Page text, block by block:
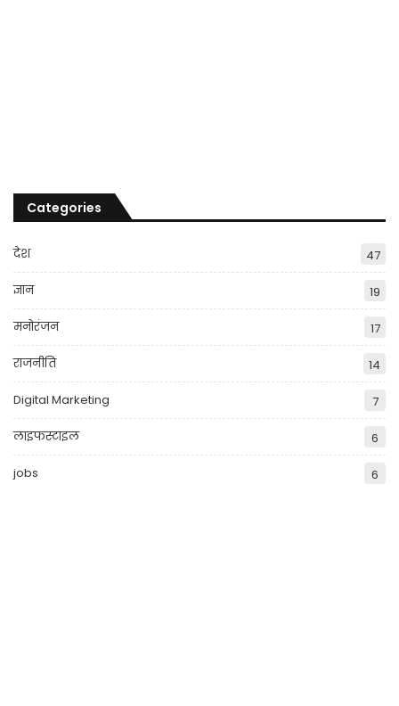
Categories
देश 47
ज्ञान 19
मनोरंजन 17
राजनीति 14
Digital Marketing 7
लाइफस्टाइल 6
jobs 6